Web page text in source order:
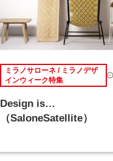
ミラノサローネ / ミラノデザ
インウィーク特集
Design is…
（SaloneSatellite）